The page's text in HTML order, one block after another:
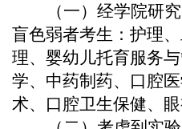
（一） 经学院研
盲色弱者考生：护理
理、婴幼儿托育服务
学、 中药制药、 口腔
术、口腔卫生保健、